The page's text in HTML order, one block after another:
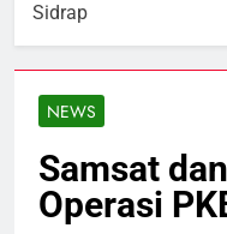
Sidrap
NEWS
Samsat
Operasi